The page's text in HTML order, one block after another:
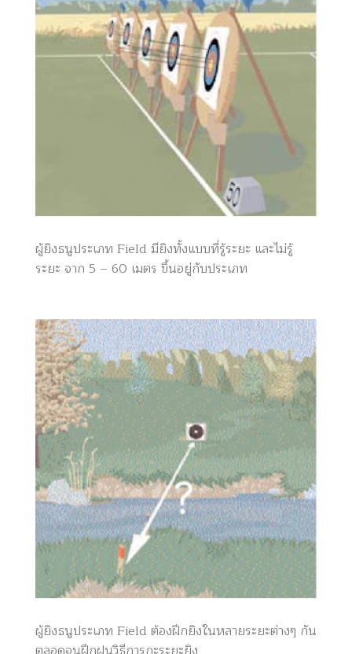
ผู้ยิงธนูประเภท Field มียิงทั้งแบบที่รู้ระยะ และไม่รู้
ระยะ จาก 5 – 60 เมตร ขึ้นอยู่กับประเภท
ผู้ยิงธนูประเภท Field ต้องฝึกยิงในหลายระยะต่างๆ กัน